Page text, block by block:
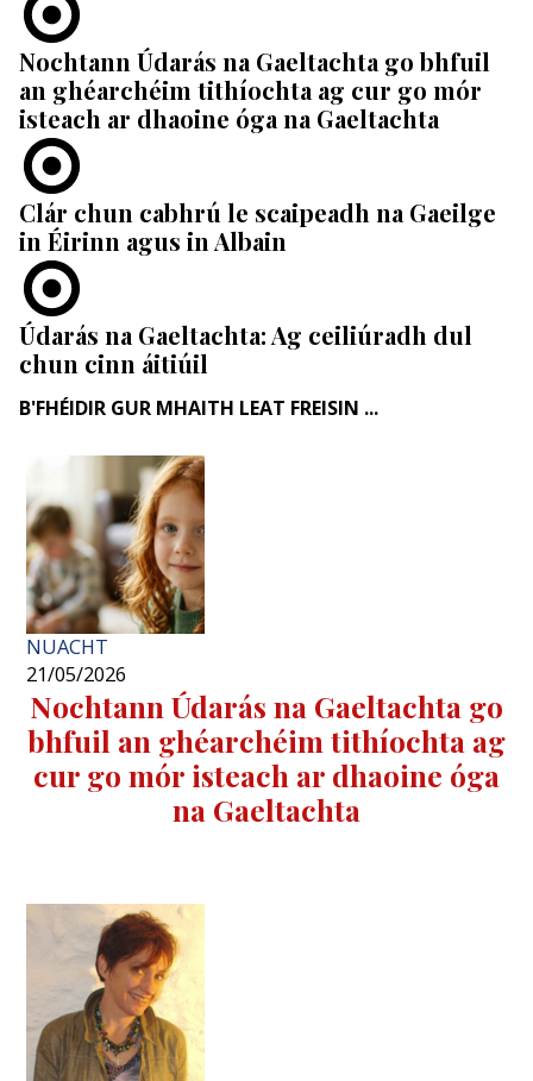
Nochtann Údarás na Gaeltachta go bhfuil
an ghéarchéim tithíochta ag cur go mór
isteach ar dhaoine óga na Gaeltachta
Clár chun cabhrú le scaipeadh na Gaeilge
in Éirinn agus in Albain
Údarás na Gaeltachta: Ag ceiliúradh dul
chun cinn áitiúil
B'FHÉIDIR GUR MHAITH LEAT FREISIN ...
NUACHT
21/05/2026
Nochtann Údarás na Gaeltachta go
bhfuil an ghéarchéim tithíochta ag
cur go mór isteach ar dhaoine óga
na Gaeltachta